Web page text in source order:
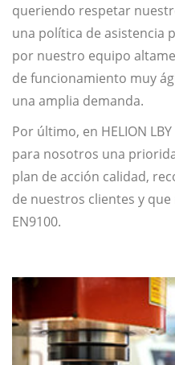
queriendo respetar
una política de asistencia
por nuestro equipo
de funcionamiento muy
una amplia demanda.
Por último, en HELION
para nosotros una
plan de acción calidad,
de nuestros clientes y
EN9100.